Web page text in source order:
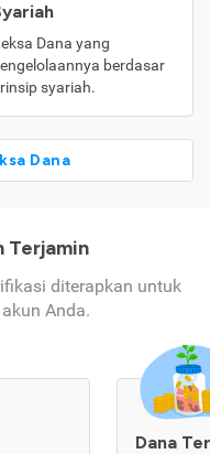
Dana yang
berdasar
syariah.
Dana
Terjamin
diterapkan untuk
Anda.
Dana